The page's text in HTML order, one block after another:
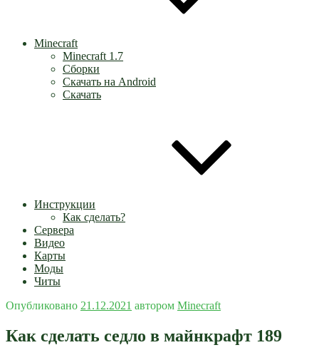
Minecraft
Minecraft 1.7
Сборки
Скачать на Android
Скачать
Инструкции
Как сделать?
Сервера
Видео
Карты
Моды
Читы
Опубликовано 21.12.2021 автором Minecraft
Как сделать седло в майнкрафт 189